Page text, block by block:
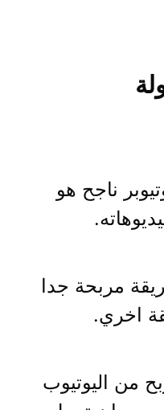
ناجح هو
مربحة جدا
اخري.
من اليوتيوب